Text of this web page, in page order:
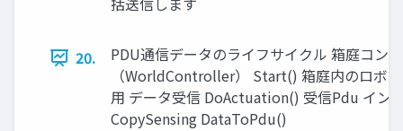
20.
PDU通信データのライフサイクル 箱庭コン
（WorldController） Start() 箱庭内のロボ
⽤ データ受信 DoActuation() 受信Pdu イン
CopySensing DataToPdu()